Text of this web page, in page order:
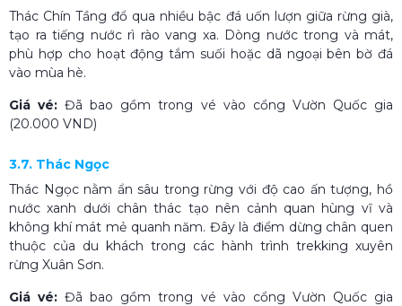
Thác Chín Tầng đổ qua nhiều bậc đá uốn lượn giữa rừng già,
tạo ra tiếng nước rì rào vang xa. Dòng nước trong và mát,
phù hợp cho hoạt động tắm suối hoặc dã ngoại bên bờ đá
vào mùa hè.
Giá vé:Đã bao gồm trong vé vào cổng Vườn Quốc gia
(20.000 VND)
3.7. Thác Ngọc
Thác Ngọc nằm ẩn sâu trong rừng với độ cao ấn tượng, hồ
nước xanh dưới chân thác tạo nên cảnh quan hùng vĩ và
không khí mát mẻ quanh năm. Đây là điểm dừng chân quen
thuộc của du khách trong các hành trình trekking xuyên
rừng Xuân Sơn.
Giá vé:Đã bao gồm trong vé vào cổng Vườn Quốc gia